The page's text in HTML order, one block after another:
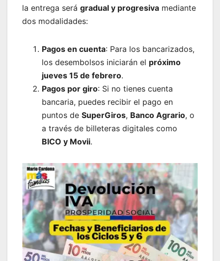
la entrega será gradual y progresiva mediante
dos modalidades:
Pagos en cuenta: Para los bancarizados,
los desembolsos iniciarán el próximo
jueves 15 de febrero.
Pagos por giro: Si no tienes cuenta
bancaria, puedes recibir el pago en
puntos de SuperGiros, Banco Agrario, o
a través de billeteras digitales como
BICO y Movii.